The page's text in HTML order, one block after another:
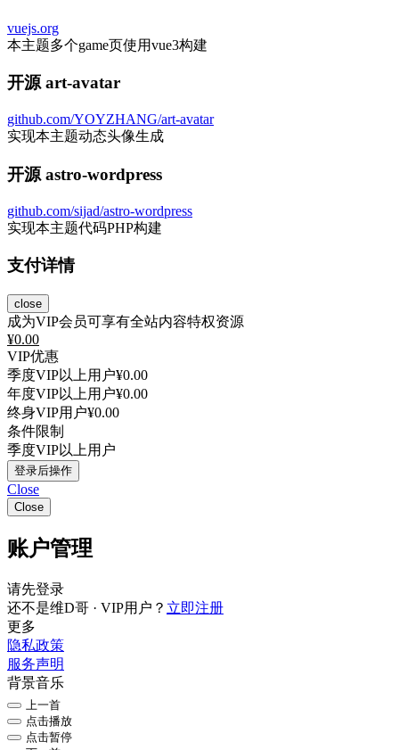
vuejs.org
本主题多个game页使用vue3构建
开源 art-avatar
github.com/YOYZHANG/art-avatar
实现本主题动态头像生成
开源 astro-wordpress
github.com/sijad/astro-wordpress
实现本主题代码PHP构建
支付详情
close
成为VIP会员可享有全站内容特权资源
¥0.00
VIP优惠
季度VIP以上用户¥0.00
年度VIP以上用户¥0.00
终身VIP用户¥0.00
条件限制
季度VIP以上用户
登录后操作
Close
Close
账户管理
请先登录
还不是维D哥 · VIP用户？ 立即注册
更多
隐私政策
服务声明
背景音乐
上一首
点击播放
点击暂停